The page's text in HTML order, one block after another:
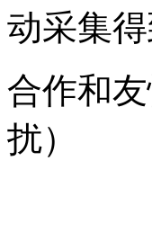
动采集
合作和
扰）